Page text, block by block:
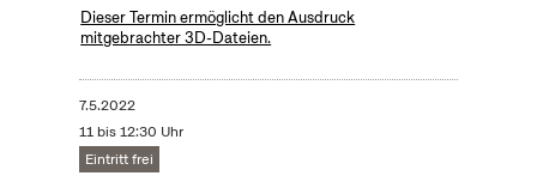
Dieser Termin ermöglicht den Ausdruck
mitgebrachter 3D-Dateien.
7.5.2022
11 bis 12:30 Uhr
Eintritt frei